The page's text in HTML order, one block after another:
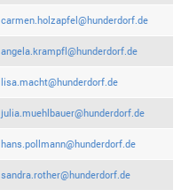
carmen.holzapfel@hunderdorf.de
angela.krampfl@hunderdorf.de
lisa.macht@hunderdorf.de
julia.muehlbauer@hunderdorf.de
hans.pollmann@hunderdorf.de
sandra.rother@hunderdorf.de